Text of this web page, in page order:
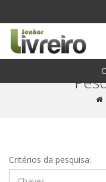
Critérios da pesquisa: